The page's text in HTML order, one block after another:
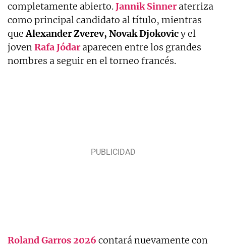
completamente abierto.Jannik Sinneraterriza
como principal candidato al título, mientras
queAlexanderZverev, NovakDjokovicy el
jovenRafaJódaraparecen entre los grandes
nombres a seguir en el torneo francés.
Roland Garros 2026 contará nuevamente con